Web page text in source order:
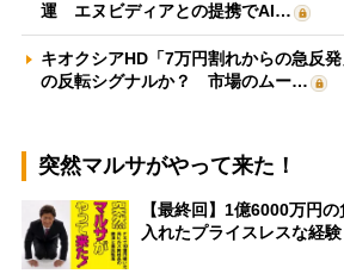
運 エヌビディアとの提携でAI…
キオクシアHD「7万円割れからの急反
の反転シグナルか？ 市場のムー…
突然マルサがやって来た！
【最終回】1億6000万円
入れたプライスレスな経